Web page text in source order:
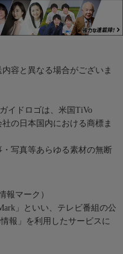
容と異なる場合がございま
イドロゴは、米国TiVo
の日本国内における商標ま
写真等あらゆる素材の無断
報マーク）
」といい、テレビ番組の公
報」を利用したサービスに